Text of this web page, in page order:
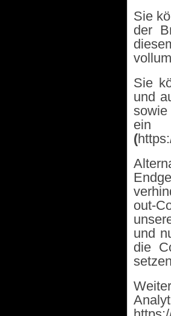
Sie
der
Sie
und
(
out-
und
die